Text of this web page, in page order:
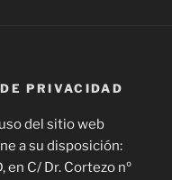
PRIVACIDAD
del sitio web
a su disposición:
en C/ Dr. Cortezo nº